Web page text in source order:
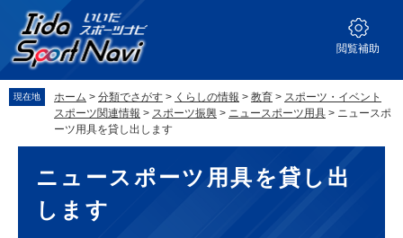
の
先
頭
ー
を
飛
閲覧補助
現在地 ホーム > 分類でさがす > くらしの情報 > 教育 > スポーツ・イベント
スポーツ関連情報 > スポーツ振興 > ニュースポーツ用具 > ニュースポ
ーツ用具を貸し出します
ニュースポーツ用具を貸し出
します